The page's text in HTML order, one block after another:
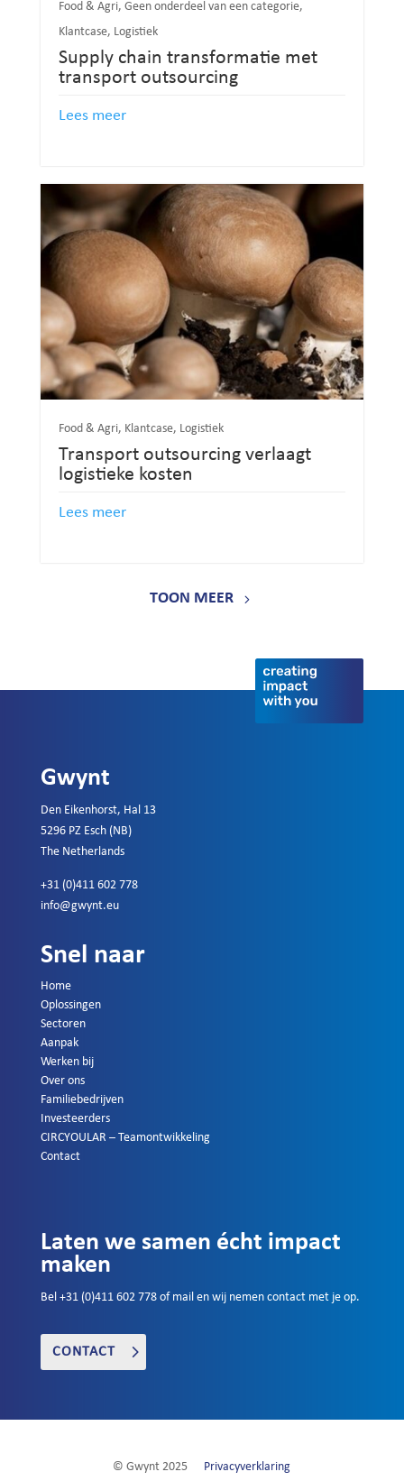
Food & Agri, Geen onderdeel van een categorie,
Klantcase, Logistiek
Supply chain transformatie met
transport outsourcing
Lees meer
Food & Agri, Klantcase, Logistiek
Transport outsourcing verlaagt
logistieke kosten
Lees meer
TOON MEER
Gwynt
Den Eikenhorst, Hal 13
5296 PZ Esch (NB)
The Netherlands
+31 (0)411 602 778
info@gwynt.eu
Snel naar
Home
Oplossingen
Sectoren
Aanpak
Werken bij
Over ons
Familiebedrijven
Investeerders
CIRCYOULAR – Teamontwikkeling
Contact
Laten we samen écht impact
maken
Bel +31 (0)411 602 778 of mail en wij nemen contact met je op.
CONTACT
© Gwynt 2025 Privacyverklaring